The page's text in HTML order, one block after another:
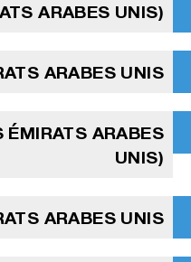
ARABES UNIS)
ARABES UNIS
ÉMIRATS ARABES
UNIS)
ARABES UNIS